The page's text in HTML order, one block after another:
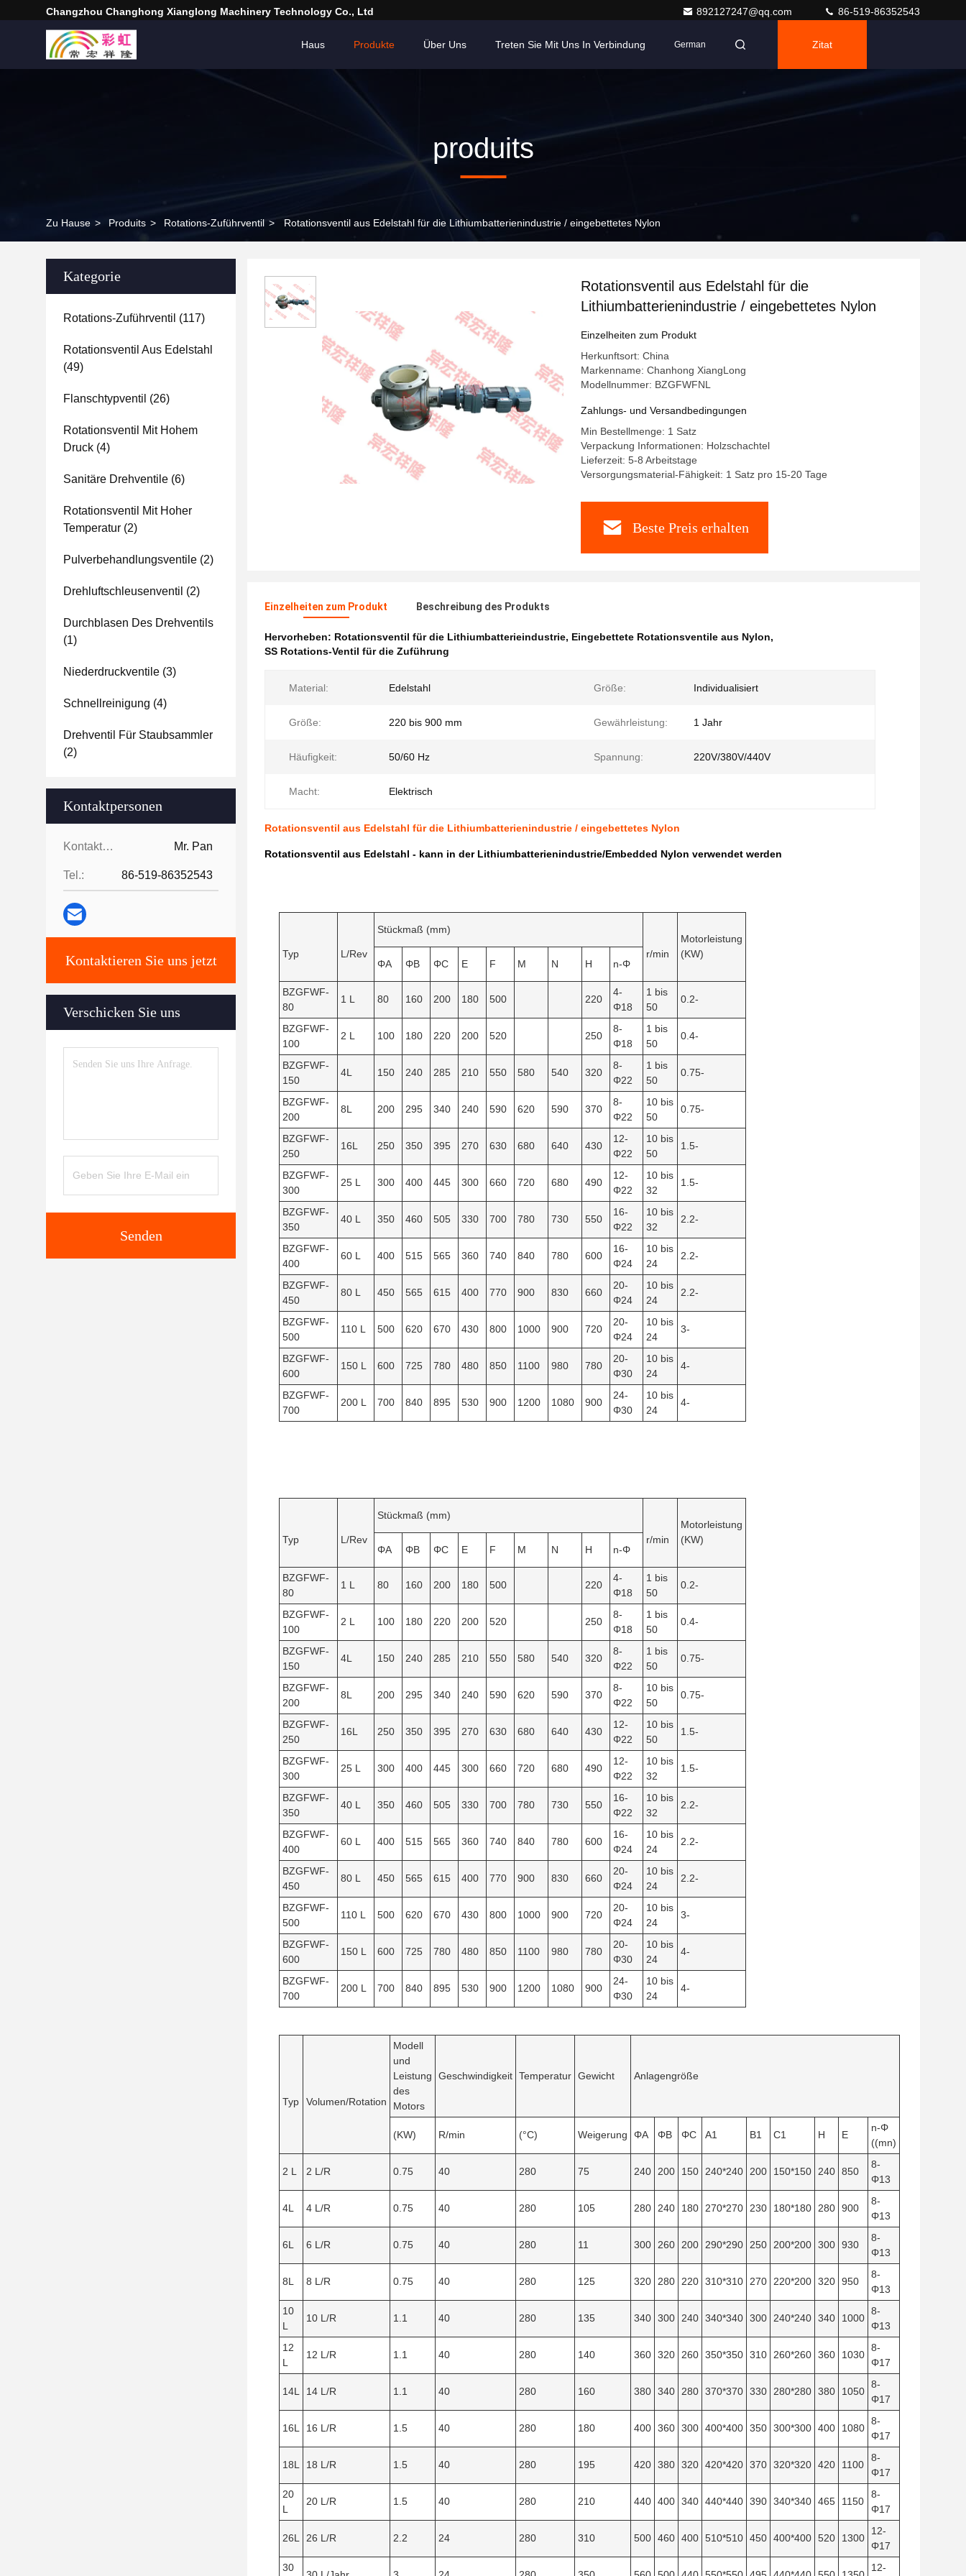
Changzhou Changhong Xianglong Machinery Technology Co., Ltd 892127247@qq.com 86-519-86352543
Haus Produkte Über Uns Treten Sie Mit Uns In Verbindung German Zitat
produits
Zu Hause > Produits > Rotations-Zuführventil > Rotationsventil aus Edelstahl für die Lithiumbatterienindustrie / eingebettetes Nylon
Kategorie
Rotations-Zuführventil (117)
Rotationsventil Aus Edelstahl
(49)
Flanschtypventil (26)
Rotationsventil Mit Hohem
Druck (4)
Sanitäre Drehventile (6)
Rotationsventil Mit Hoher
Temperatur (2)
Pulverbehandlungsventile (2)
Drehluftschleusenventil (2)
Durchblasen Des Drehventils
(1)
Niederdruckventile (3)
Schnellreinigung (4)
Drehventil Für Staubsammler
(2)
Kontaktpersonen
Kontaktpersonen: Mr. Pan
Tel.: 86-519-86352543
Kontaktieren Sie uns jetzt
Verschicken Sie uns
Senden
Rotationsventil aus Edelstahl für die
Lithiumbatterienindustrie / eingebettetes Nylon
Einzelheiten zum Produkt
Herkunftsort: China
Markenname: Chanhong XiangLong
Modellnummer: BZGFWFNL
Zahlungs- und Versandbedingungen
Min Bestellmenge: 1 Satz
Verpackung Informationen: Holzschachtel
Lieferzeit: 5-8 Arbeitstage
Versorgungsmaterial-Fähigkeit: 1 Satz pro 15-20 Tage
Beste Preis erhalten
Einzelheiten zum Produkt Beschreibung des Produkts
Hervorheben: Rotationsventil für die Lithiumbatterieindustrie, Eingebettete Rotationsventile aus Nylon,
SS Rotations-Ventil für die Zuführung
Material: Edelstahl Größe: Individualisiert
Größe: 220 bis 900 mm Gewährleistung: 1 Jahr
Häufigkeit: 50/60 Hz Spannung: 220V/380V/440V
Macht: Elektrisch
Rotationsventil aus Edelstahl für die Lithiumbatterienindustrie / eingebettetes Nylon
Rotationsventil aus Edelstahl - kann in der Lithiumbatterienindustrie/Embedded Nylon verwendet werden
Typ L/Rev
Stückmaß (mm)
r/min
Motorleistung
(KW)
ΦA
ΦB ΦC E F M N H n-Φ
BZGFWF-
80
1 L 80 160 200 180 500 220
4-
Φ18
1 bis
50
0.2-
BZGFWF-
100
2 L 100 180 220 200 520 250
8-
Φ18
1 bis
50
0.4-
BZGFWF-
150
4L 150 240 285 210 550 580 540 320
8-
Φ22
1 bis
50
0.75-
BZGFWF-
200
8L 200 295 340 240 590 620 590 370
8-
Φ22
10 bis
50
0.75-
BZGFWF-
250
16L 250 350 395 270 630 680 640 430
12-
Φ22
10 bis
50
1.5-
BZGFWF-
300
25 L 300 400 445 300 660 720 680 490
12-
Φ22
10 bis
32
1.5-
BZGFWF-
350
40 L 350 460 505 330 700 780 730 550
16-
Φ22
10 bis
32
2.2-
BZGFWF-
400
60 L 400 515 565 360 740 840 780 600
16-
Φ24
10 bis
24
2.2-
BZGFWF-
450
80 L 450 565 615 400 770 900 830 660
20-
Φ24
10 bis
24
2.2-
BZGFWF-
500
110 L 500 620 670 430 800 1000 900 720
20-
Φ24
10 bis
24
3-
BZGFWF-
600
150 L 600 725 780 480 850 1100 980 780
20-
Φ30
10 bis
24
4-
BZGFWF-
700
200 L 700 840 895 530 900 1200 1080 900
24-
Φ30
10 bis
24
4-
Typ L/Rev
Stückmaß (mm)
r/min
Motorleistung
(KW)
ΦA
ΦB ΦC E F M N H n-Φ
BZGFWF-
80
1 L 80 160 200 180 500 220
4-
Φ18
1 bis
50
0.2-
BZGFWF-
100
2 L 100 180 220 200 520 250
8-
Φ18
1 bis
50
0.4-
BZGFWF-
150
4L 150 240 285 210 550 580 540 320
8-
Φ22
1 bis
50
0.75-
BZGFWF-
200
8L 200 295 340 240 590 620 590 370
8-
Φ22
10 bis
50
0.75-
BZGFWF-
250
16L 250 350 395 270 630 680 640 430
12-
Φ22
10 bis
50
1.5-
BZGFWF-
300
25 L 300 400 445 300 660 720 680 490
12-
Φ22
10 bis
32
1.5-
BZGFWF-
350
40 L 350 460 505 330 700 780 730 550
16-
Φ22
10 bis
32
2.2-
BZGFWF-
400
60 L 400 515 565 360 740 840 780 600
16-
Φ24
10 bis
24
2.2-
BZGFWF-
450
80 L 450 565 615 400 770 900 830 660
20-
Φ24
10 bis
24
2.2-
BZGFWF-
500
110 L 500 620 670 430 800 1000 900 720
20-
Φ24
10 bis
24
3-
BZGFWF-
600
150 L 600 725 780 480 850 1100 980 780
20-
Φ30
10 bis
24
4-
BZGFWF-
700
200 L 700 840 895 530 900 1200 1080 900
24-
Φ30
10 bis
24
4-
Typ Volumen/Rotation
Modell
und
Leistung
des
Motors
Geschwindigkeit Temperatur Gewicht Anlagengröße
(KW) R/min (°C) Weigerung ΦA ΦB ΦC A1 B1 C1 H E
n-Φ
((mn)
2 L 2 L/R 0.75 40 280 75 240 200 150 240*240 200 150*150 240 850
8-
Φ13
4L 4 L/R 0.75 40 280 105 280 240 180 270*270 230 180*180 280 900
8-
Φ13
6L 6 L/R 0.75 40 280 11 300 260 200 290*290 250 200*200 300 930
8-
Φ13
8L 8 L/R 0.75 40 280 125 320 280 220 310*310 270 220*200 320 950
8-
Φ13
10
L
10 L/R 1.1 40 280 135 340 300 240 340*340 300 240*240 340 1000
8-
Φ13
12
L
12 L/R 1.1 40 280 140 360 320 260 350*350 310 260*260 360 1030
8-
Φ17
14L 14 L/R 1.1 40 280 160 380 340 280 370*370 330 280*280 380 1050
8-
Φ17
16L 16 L/R 1.5 40 280 180 400 360 300 400*400 350 300*300 400 1080
8-
Φ17
18L 18 L/R 1.5 40 280 195 420 380 320 420*420 370 320*320 420 1100
8-
Φ17
20
L
20 L/R 1.5 40 280 210 440 400 340 440*440 390 340*340 465 1150
8-
Φ17
26L 26 L/R 2.2 24 280 310 500 460 400 510*510 450 400*400 520 1300
12-
Φ17
30
12-